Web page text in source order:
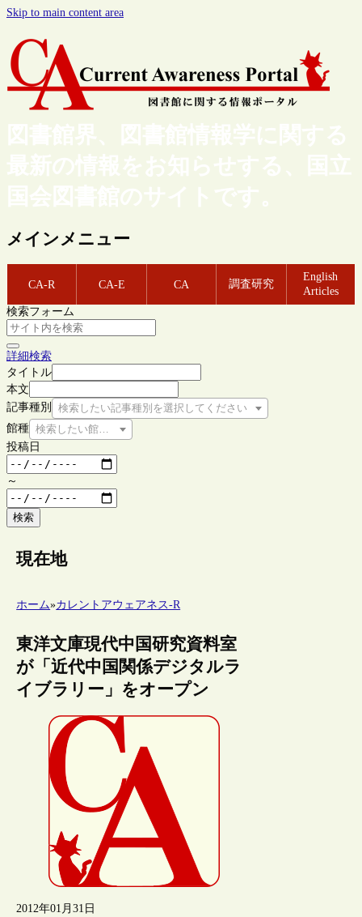
Skip to main content area
図書館界、図書館情報学に関する
最新の情報をお知らせする、国立
国会図書館のサイトです。
メインメニュー
CA-R CA-E CA 調査研究
English
Articles
検索フォーム
詳細検索
タイトル
本文
記事種別
検索したい記事種別を選択してください
館種 検索したい館種を選択してください
投稿日
～
検索
現在地
ホーム»カレントアウェアネス-R
東洋文庫現代中国研究資料室
が「近代中国関係デジタルラ
イブラリー」をオープン
2012年01月31日